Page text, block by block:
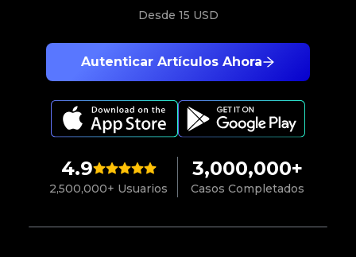
4.9
2,500,000+ Usuarios
3,000,000+
Casos Completados
Autenticar Artículos Ahora
Desde 15 USD